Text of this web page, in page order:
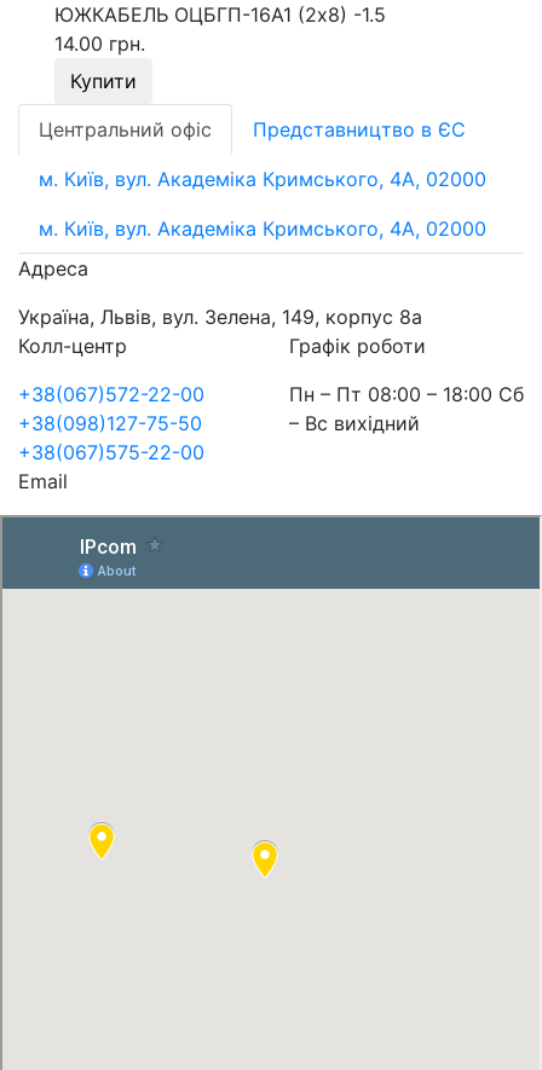
ЮЖКАБЕЛЬ ОЦБГП-16А1 (2х8) -1.5
14.00 грн.
Купити
Центральний офіс
Представництво в ЄС
м. Київ, вул. Академіка Кримського, 4А, 02000
м. Київ, вул. Академіка Кримського, 4А, 02000
Адреса
Україна, Львів, вул. Зелена, 149, корпус 8а
Колл-центр
+38(067)572-22-00
+38(098)127-75-50
+38(067)575-22-00
Графік роботи
Пн – Пт 08:00 – 18:00 Сб
– Вс вихідний
Email